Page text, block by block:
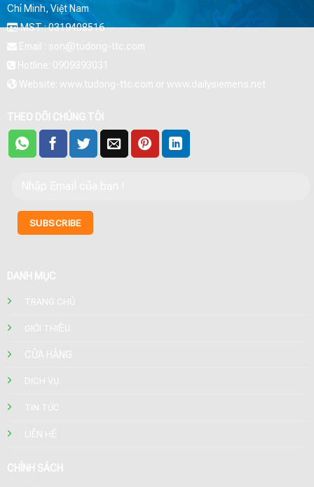
Chí Minh, Việt Nam
MST : 0319408516
Email : son@tudong-ttc.com
Hotline: 0909393031
Website: www.tudong-ttc.com or www.dailysiemens.net
THEO DÕI CHÚNG TÔI
DANH MỤC
TRANG CHỦ
GIỚI THIỆU
CỬA HÀNG
DỊCH VỤ
TIN TỨC
LIÊN HỆ
CHÍNH SÁCH